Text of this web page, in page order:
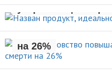
УХОД ЗА СОБОЙ
устраняющий
НОВОСТИ
Раннее отцовство
риск
на 26%
НОВОСТИ